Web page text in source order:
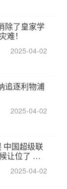
除了皇家学
难！
2025-04-02
追逐利物浦
2025-04-02
中国超级联
让位了 最
2025-04-02